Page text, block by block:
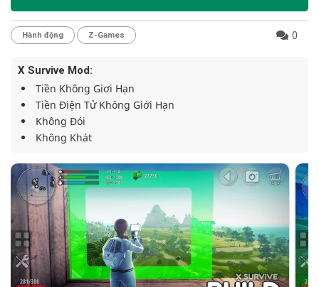
Hành động Z-Games 0
X Survive Mod:
Tiền Không Giơi Hạn
Tiền Điện Tử Không Giới Hạn
Không Đói
Không Khát